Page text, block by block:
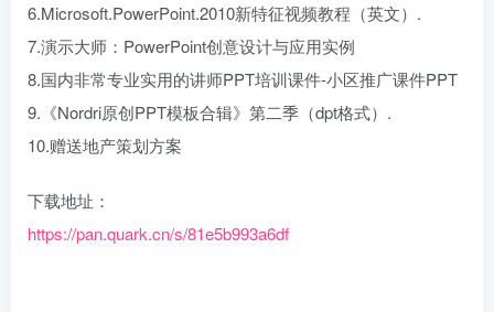
6.Microsoft.PowerPoint.2010新特征视频教程（英文）.
7.演示大师：PowerPoint创意设计与应用实例
8.国内非常专业实用的讲师PPT培训课件-小区推广课件PPT
9.《Nordri原创PPT模板合辑》第二季（dpt格式）.
10.赠送地产策划方案
下载地址：
https://pan.quark.cn/s/81e5b993a6df